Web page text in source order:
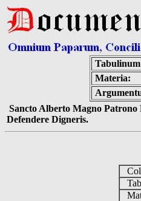
Materia:
Sancto Alberto Magno
Defendere Digneris.